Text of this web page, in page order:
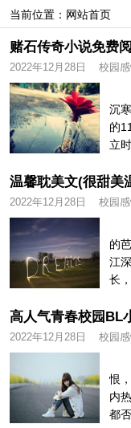
当前位置： 网站首页
2022年12月28日 校园
姜
沉
的
立
2022年12月28日 校园
1.
的
江
长
2022年12月28日 校园
他
恨
内
都